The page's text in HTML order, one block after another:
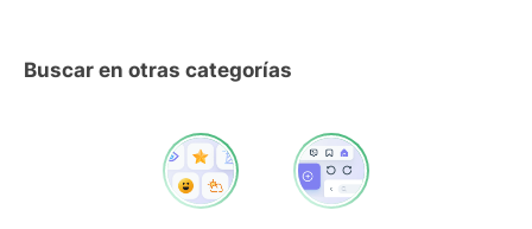
Buscar en otras categorías